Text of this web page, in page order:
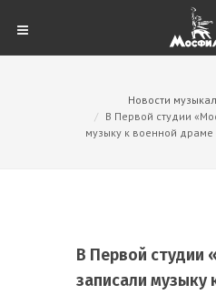
Новости
В Первой студии
музыку к военной драме
В Первой студии
записали музыку